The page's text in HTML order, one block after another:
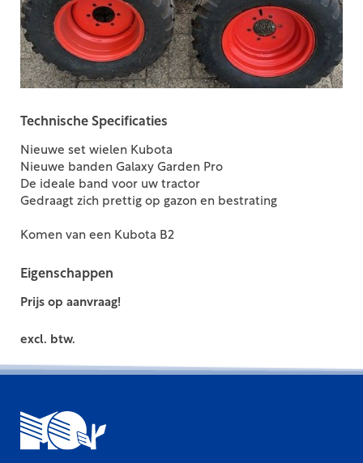
Technische Specificaties
Nieuwe set wielen Kubota
Nieuwe banden Galaxy Garden Pro
De ideale band voor uw tractor
Gedraagt zich prettig op gazon en bestrating
Komen van een Kubota B2
Eigenschappen
Prijs op aanvraag!
excl. btw.